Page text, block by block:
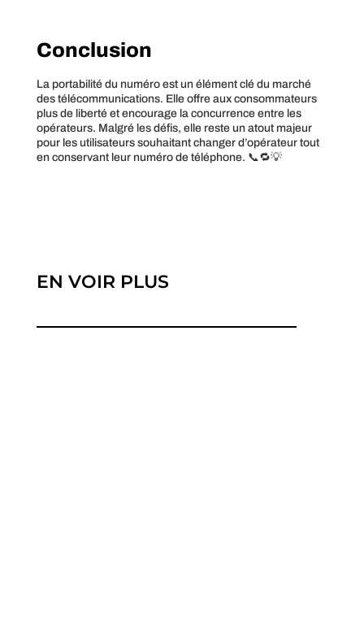
Conclusion
La portabilité du numéro est un élément clé du marché
des télécommunications. Elle offre aux consommateurs
plus de liberté et encourage la concurrence entre les
opérateurs. Malgré les défis, elle reste un atout majeur
pour les utilisateurs souhaitant changer d’opérateur tout
en conservant leur numéro de téléphone. 📞🔁💡
EN VOIR PLUS